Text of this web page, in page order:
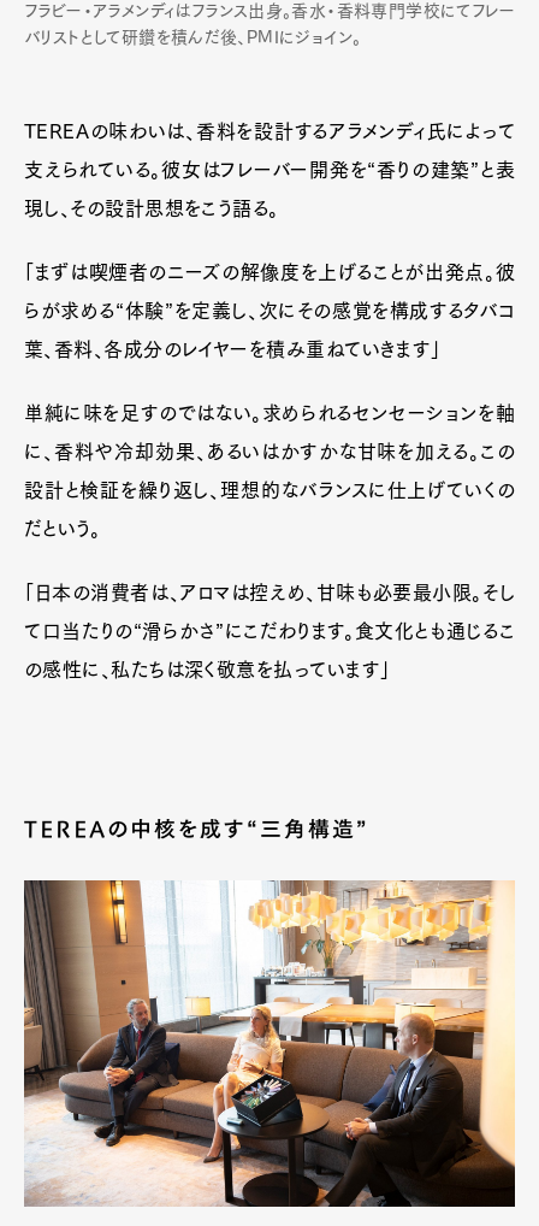
フラビー・アラメンディはフランス出身。香水・香料専門学校にてフレー
バリストとして研鑽を積んだ後、PMIにジョイン。
TEREAの味わいは、香料を設計するアラメンディ氏によって
支えられている。彼女はフレーバー開発を“香りの建築”と表
現し、その設計思想をこう語る。
「まずは喫煙者のニーズの解像度を上げることが出発点。彼
らが求める“体験”を定義し、次にその感覚を構成するタバコ
葉、香料、各成分のレイヤーを積み重ねていきます」
単純に味を足すのではない。求められるセンセーションを軸
に、香料や冷却効果、あるいはかすかな甘味を加える。この
設計と検証を繰り返し、理想的なバランスに仕上げていくの
だという。
「日本の消費者は、アロマは控えめ、甘味も必要最小限。そし
て口当たりの“滑らかさ”にこだわります。食文化とも通じるこ
の感性に、私たちは深く敬意を払っています」
TEREAの中核を成す“三角構造”